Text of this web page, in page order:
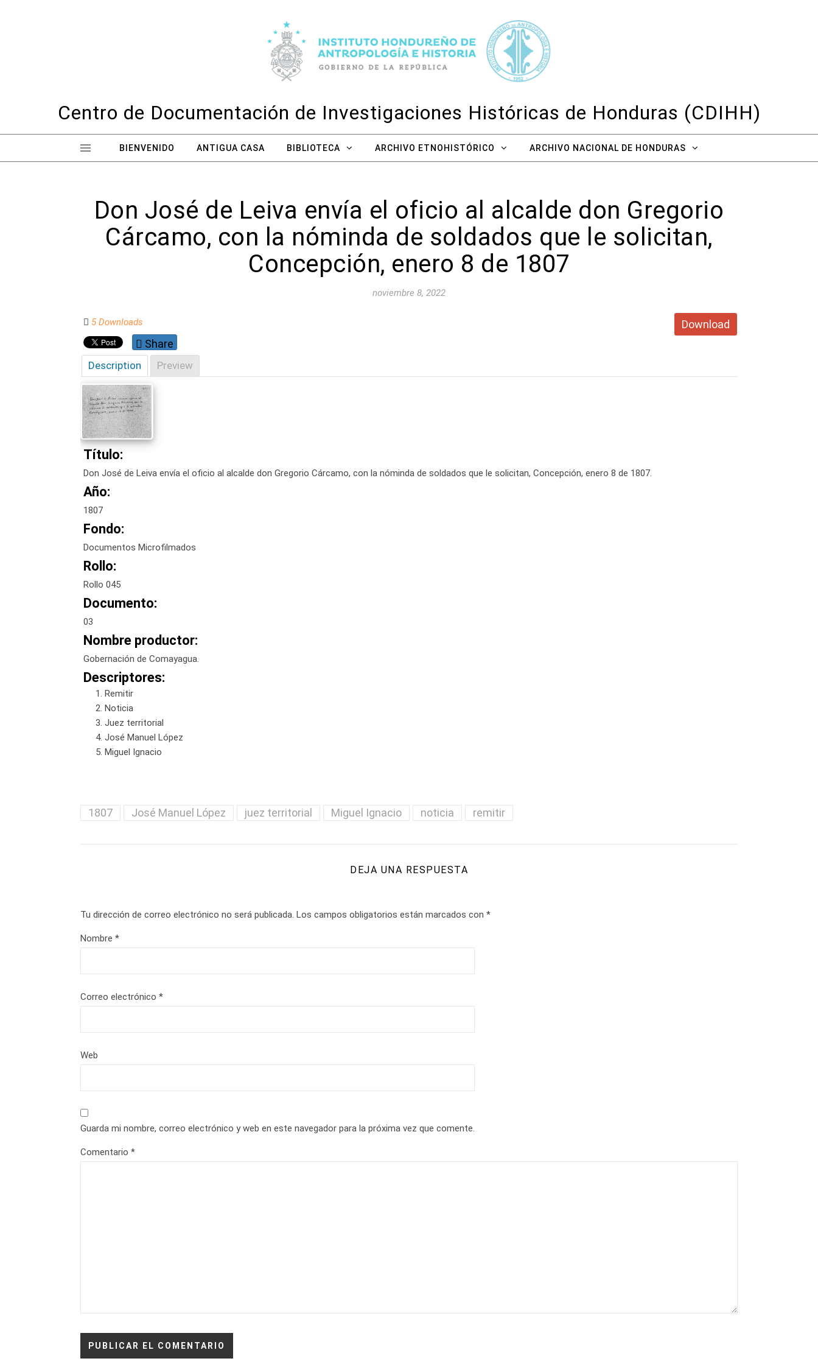
Centro de Documentación de Investigaciones Históricas de Honduras (CDIHH)
BIENVENIDO ANTIGUA CASA BIBLIOTECA ARCHIVO ETNOHISTÓRICO ARCHIVO NACIONAL DE HONDURAS
Don José de Leiva envía el oficio al alcalde don Gregorio
Cárcamo, con la nóminda de soldados que le solicitan,
Concepción, enero 8 de 1807
noviembre 8, 2022
Download
5 Downloads
Share
Description Preview
Título:
Don José de Leiva envía el oficio al alcalde don Gregorio Cárcamo, con la nóminda de soldados que le solicitan, Concepción, enero 8 de 1807.
Año:
1807
Fondo:
Documentos Microfilmados
Rollo:
Rollo 045
Documento:
03
Nombre productor:
Gobernación de Comayagua.
Descriptores:
Remitir
Noticia
Juez territorial
José Manuel López
Miguel Ignacio
1807 José Manuel López juez territorial Miguel Ignacio noticia remitir
DEJA UNA RESPUESTA
Tu dirección de correo electrónico no será publicada. Los campos obligatorios están marcados con *
Nombre *
Correo electrónico *
Web
Guarda mi nombre, correo electrónico y web en este navegador para la próxima vez que comente.
Comentario *